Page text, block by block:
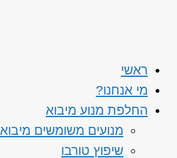
ראשי
מי אנחנו?
החלפת מנוע מיבוא
מנועים משומשים מיבוא
שיפוץ טורבו